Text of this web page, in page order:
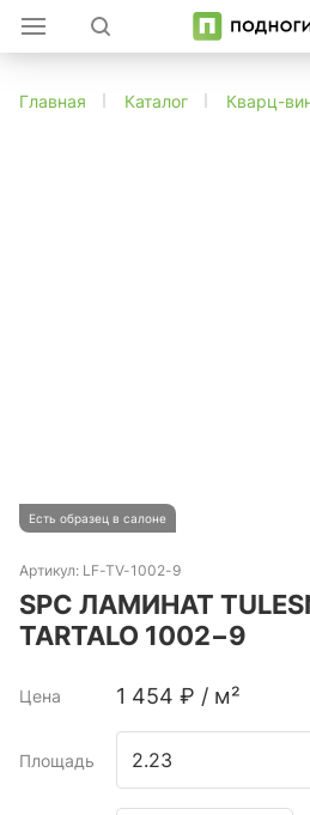
Главная Каталог Кварц-
Есть образец в салоне
Артикул: LF-TV-1002-9
SPC ЛАМИНАТ
TARTALO 1002−9
Цена 1 454 ₽ / м²
Площадь